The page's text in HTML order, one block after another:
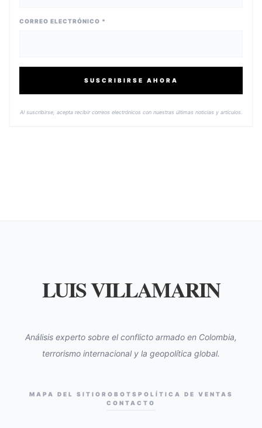
CORREO ELECTRÓNICO *
SUSCRIBIRSE AHORA
Al suscribirse, acepta recibir correos electrónicos con nuestras últimas noticias y artículos.
LUIS VILLAMARIN
Análisis experto sobre el conflicto armado en Colombia,
terrorismo internacional y la geopolítica global.
MAPA DEL SITIO ROBOTS POLÍTICA DE VENTAS
CONTACTO